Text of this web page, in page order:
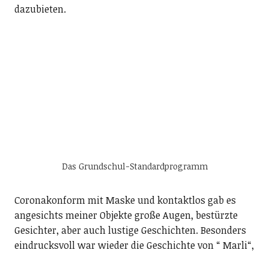
dazubieten.
Das Grundschul-Standardprogramm
Coronakonform mit Maske und kontaktlos gab es
angesichts meiner Objekte große Augen, bestürzte
Gesichter, aber auch lustige Geschichten. Besonders
eindrucksvoll war wieder die Geschichte von “ Marli“,